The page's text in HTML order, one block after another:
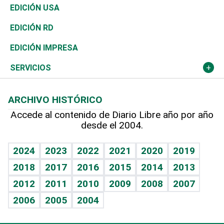
Reportajes
África
Ocenanía
Caribe
Resto del mundo
Vivienda
Telecom.
Global y variable
Economía personal
Buena Vida
Sociales
Novedades
Podcast Arte Libre
Hablando con el pediatra
Vida y familia
Eñe
Celebrando la vida
Sin complejos
Ciclismo
Tenis
Olimpismo
Más deportes
TBT Deportivo
En Directo
El Espía
Noticiero Poteleche
Columnistas
Más firmas
Tecnología
Historia
Martes de tecnología
Cambio climático
Economía
Revista
Deportes
Opinión
Hecho en casa
Guía del dinero
EDICIÓN USA
EDICIÓN RD
EDICIÓN IMPRESA
SERVICIOS
Cumpleaños
Horóscopos
Crucigramas
ARCHIVO HISTÓRICO
Accede al contenido de Diario Libre año por año
desde el 2004.
2024 2023 2022 2021 2020
2019
2018
2017 2016 2015 2014
2013
2012
2011 2010 2009 2008
2007
2006
2005 2004